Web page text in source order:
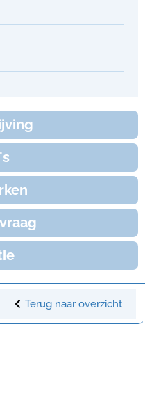
Terug naar overzicht